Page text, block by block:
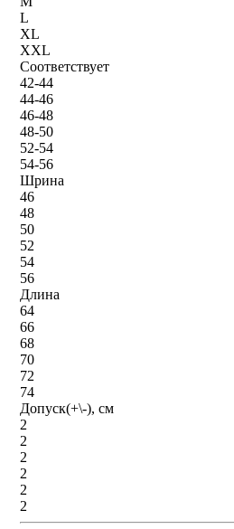
L
XL
XXL
Соответствует
42-44
44-46
46-48
48-50
52-54
54-56
Шрина
46
48
50
52
54
56
Длина
64
66
68
70
72
74
Допуск(+\-), см
2
2
2
2
2
2